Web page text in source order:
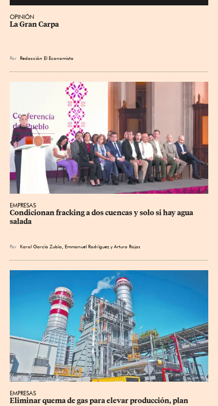
OPINIÓN
La Gran Carpa
Por Redacción El Economista
EMPRESAS
Condicionan fracking a dos cuencas y solo si hay agua
salada
Por Karol García Zubía Emmanuel Rodríguez yArturo Rojas
EMPRESAS
Eliminar quema de gas para elevar producción, plan